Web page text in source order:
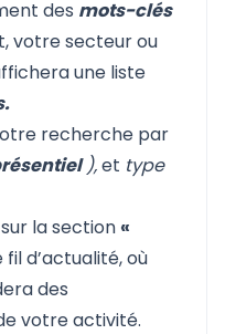
des mots-clés
votre secteur ou
une liste
recherche par
),et type
la section «
d’actualité, où
des
votre activité.